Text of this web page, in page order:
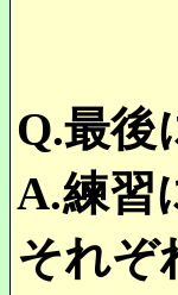
Q.最後
A.練習
それぞ